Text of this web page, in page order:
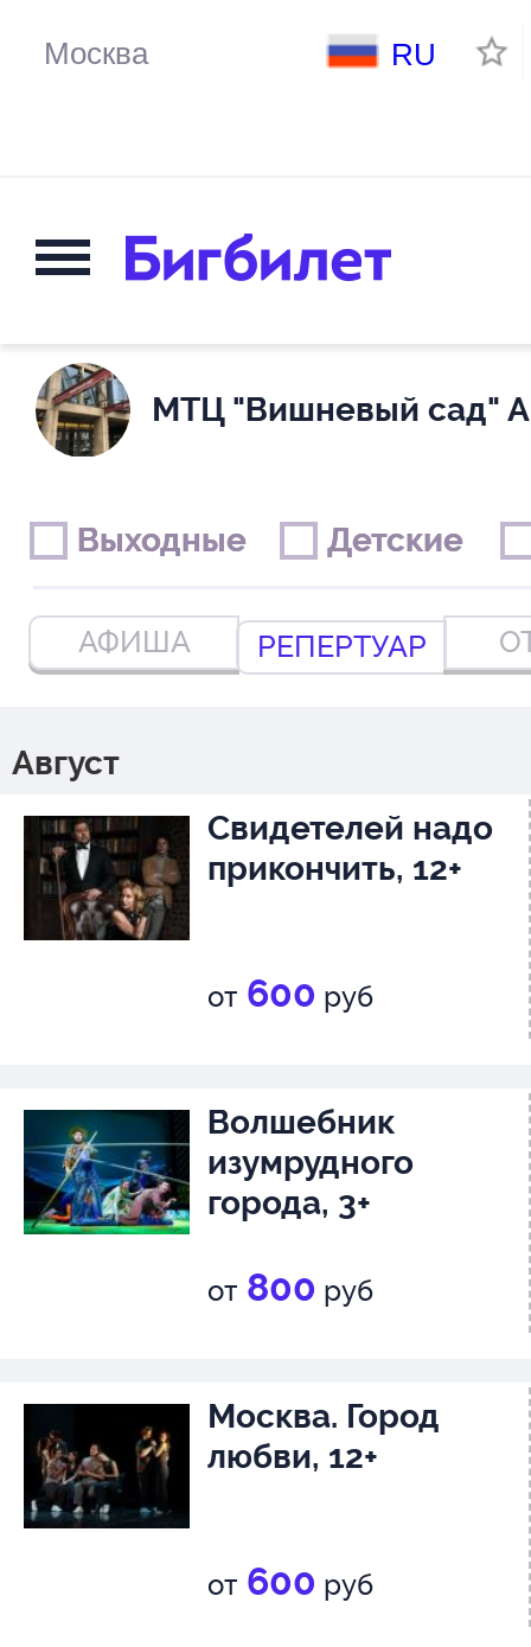
RU
МТЦ "Вишневый сад"
АФИША РЕПЕРТУАР
Выходные
Выходные Детские
Детские
Август
Свидетелей надо
прикончить, 12+
от 600 руб
Волшебник
изумрудного
города, 3+
от 800 руб
Москва. Город
любви, 12+
от 600 руб